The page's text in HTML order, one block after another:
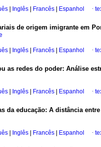
Inglês Francês Espanhol ·
de origem imigrante em
Inglês Francês Espanhol ·
as redes do poder: Análise
Inglês Francês Espanhol ·
da educação: A distância
Inglês Francês Espanhol ·